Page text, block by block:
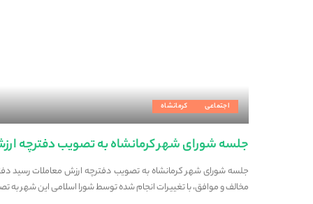
اجتماعی کرمانشاه
جلسه شورای شهر کرمانشاه به تصویب دفترچه
مخالف و موافق، با تغییرات انجام شده توسط شورا اسلامی این شهر به